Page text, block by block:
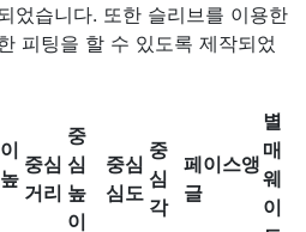
었습니다. 또한 슬리브를 이용한
피팅을 할 수 있도록 제작되었
중심
거리
중
심
높
이
중심
심도
중
심
각
페이스앵
글
별
매
웨
이